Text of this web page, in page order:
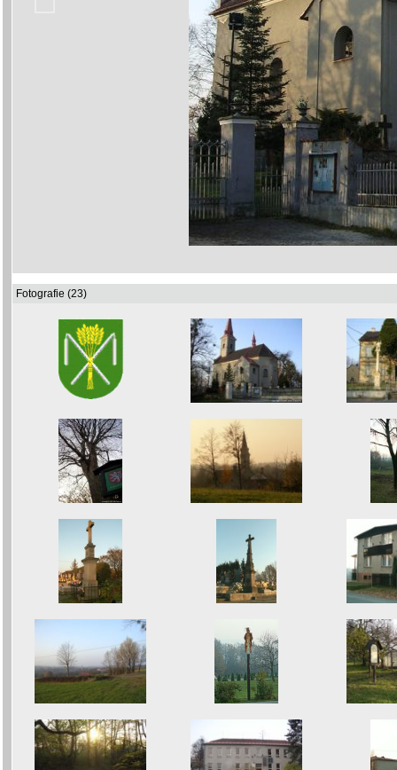
Fotografie (23)